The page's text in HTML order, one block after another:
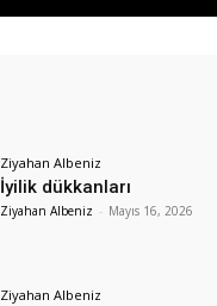
Ziyahan Albeniz
İyilik dükkanları
Ziyahan Albeniz - Mayıs 16, 2026
Ziyahan Albeniz